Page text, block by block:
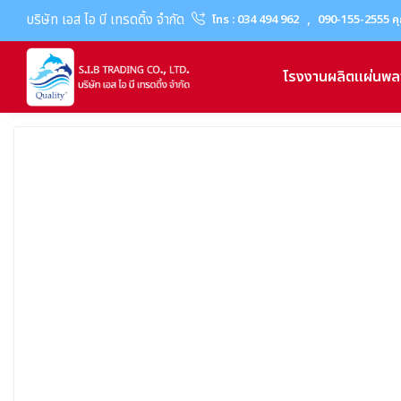
บริษัท เอส ไอ บี เทรดดิ้ง จำกัด โทร : 034 494 962 , 090-155-2555
โรงงานผลิตแผ่นพ